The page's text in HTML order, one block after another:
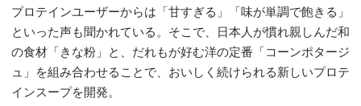
プロテインユーザーからは「甘すぎる」「味が単調で飽きる」
といった声も聞かれている。そこで、日本人が慣れ親しんだ和
の食材「きな粉」と、だれもが好む洋の定番「コーンポタージ
ュ」を組み合わせることで、おいしく続けられる新しいプロテ
インスープを開発。